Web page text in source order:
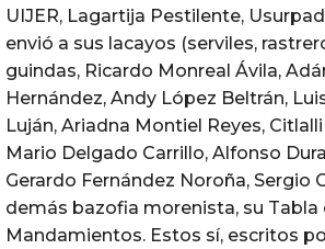
UIJER, Lagartija Pestilente,
envió a sus lacayos (serviles,
guindas, Ricardo Monreal Ávila,
Hernández, Andy López Beltrán,
Luján, Ariadna Montiel Reyes,
Mario Delgado Carrillo, Alfonso
Gerardo Fernández Noroña, Sergio
demás bazofia morenista, su Tabla
Mandamientos. Estos sí, escritos